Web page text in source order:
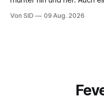
Von SID 09 Aug. 2026